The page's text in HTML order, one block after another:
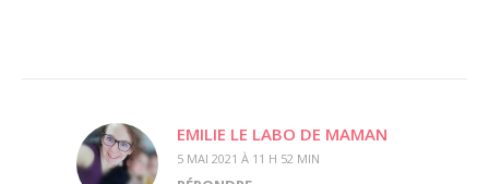
EMILIE LE LABO DE MAMAN
5 MAI 2021 À 11 H 52 MIN